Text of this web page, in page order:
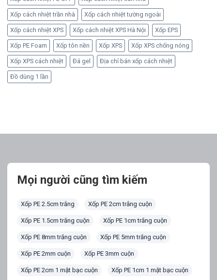
Xốp cách nhiệt trần nhà Xốp cách nhiệt tường ngoài
Xốp cách nhiệt XPS Xốp cách nhiệt XPS Hà Nội Xốp EPS
Xốp PE Foam Xốp tôn nền Xốp XPS Xốp XPS chống nóng
Xốp XPS cách nhiệt Đá gel Địa chỉ bán xốp cách nhiệt
Đồ dùng 1 lần
Mọi người cũng tìm kiếm
Xốp PE 2.5cm trắng Xốp PE 2cm trắng cuộn
Xốp PE 1.5cm trắng cuộn Xốp PE 1cm trắng cuộn
Xốp PE 8mm trắng cuộn Xốp PE 5mm trắng cuộn
Xốp PE 2mm cuộn Xốp PE 3mm cuộn
Xốp PE 2cm 1 mặt bạc cuộn Xốp PE 1cm 1 mặt bạc cuộn